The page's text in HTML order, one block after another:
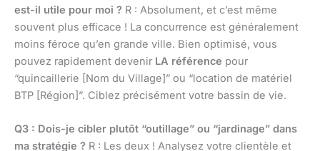
est-il utile pour moi ? R : Absolument, et c’est même
souvent plus efficace ! La concurrence est généralement
moins féroce qu’en grande ville. Bien optimisé, vous
pouvez rapidement devenir LA référence pour
“quincaillerie [Nom du Village]” ou “location de matériel
BTP [Région]”. Ciblez précisément votre bassin de vie.
Q3 : Dois-je cibler plutôt “outillage” ou “jardinage” dans
ma stratégie ? R : Les deux ! Analysez votre clientèle et